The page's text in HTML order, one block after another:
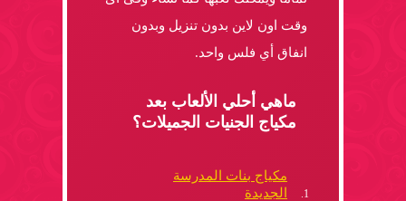
وقت اون لاين بدون تنزيل وبدون
انفاق أي فلس واحد.
ماهي أحلي الألعاب بعد
مكياج الجنيات الجميلات؟
مكياج بنات المدرسة
الجديدة